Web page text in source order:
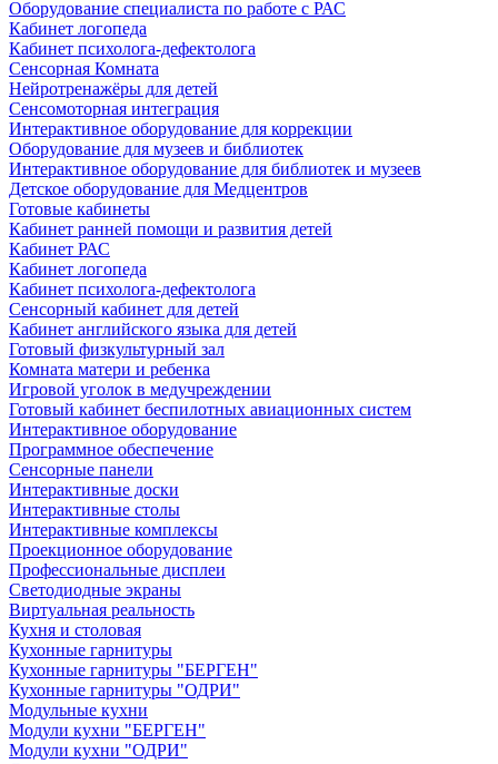
Оборудование специалиста по работе с РАС
Кабинет логопеда
Кабинет психолога-дефектолога
Сенсорная Комната
Нейротренажёры для детей
Сенсомоторная интеграция
Интерактивное оборудование для коррекции
Оборудование для музеев и библиотек
Интерактивное оборудование для библиотек и музеев
Детское оборудование для Медцентров
Готовые кабинеты
Кабинет ранней помощи и развития детей
Кабинет РАС
Кабинет логопеда
Кабинет психолога-дефектолога
Сенсорный кабинет для детей
Кабинет английского языка для детей
Готовый физкультурный зал
Комната матери и ребенка
Игровой уголок в медучреждении
Готовый кабинет беспилотных авиационных систем
Интерактивное оборудование
Программное обеспечение
Сенсорные панели
Интерактивные доски
Интерактивные столы
Интерактивные комплексы
Проекционное оборудование
Профессиональные дисплеи
Светодиодные экраны
Виртуальная реальность
Кухня и столовая
Кухонные гарнитуры
Кухонные гарнитуры "БЕРГЕН"
Кухонные гарнитуры "ОДРИ"
Модульные кухни
Модули кухни "БЕРГЕН"
Модули кухни "ОДРИ"